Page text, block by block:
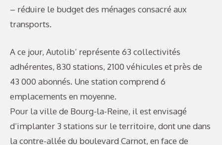
– réduire le budget des ménages consacré aux
transports.
A ce jour, Autolib’ représente 63 collectivités
adhérentes, 830 stations, 2100 véhicules et près de
43 000 abonnés. Une station comprend 6
emplacements en moyenne.
Pour la ville de Bourg-la-Reine, il est envisagé
d’implanter 3 stations sur le territoire, dont une dans
la contre-allée du boulevard Carnot, en face de